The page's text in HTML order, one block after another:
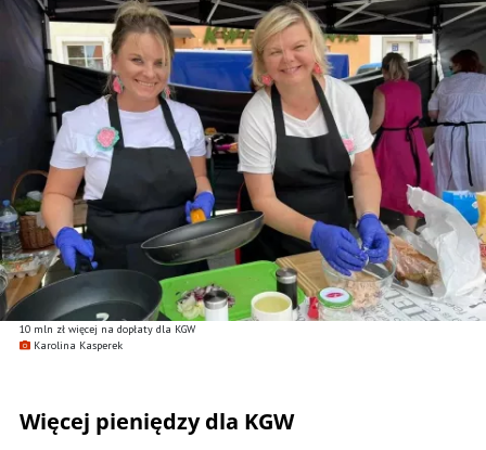
10 mln zł więcej na dopłaty dla KGW
Karolina Kasperek
Więcej pieniędzy dla KGW